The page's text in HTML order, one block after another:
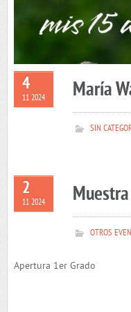
4
11 2024 María
SIN
2
11 2024
OTROS
Apertura 1er Grado